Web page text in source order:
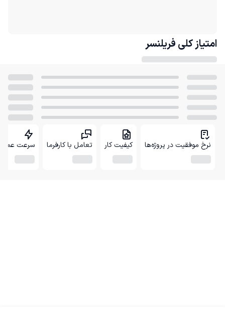
امتیاز کلی فریلنسر
نرخ موفقیت در پروژه‌ها کیفیت کار تعامل با کارفرما سرعت عمل